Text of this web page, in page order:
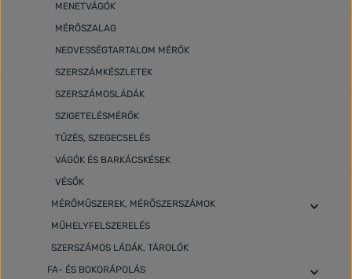
MENETVÁGÓK
MÉRŐSZALAG
NEDVESSÉGTARTALOM MÉRŐK
SZERSZÁMKÉSZLETEK
SZERSZÁMOSLÁDÁK
SZIGETELÉSMÉRŐK
TŰZÉS, SZEGECSELÉS
VÁGÓK ÉS BARKÁCSKÉSEK
VÉSŐK
MÉRŐMŰSZEREK, MÉRŐSZERSZÁMOK
MŰHELYFELSZERELÉS
SZERSZÁMOS LÁDÁK, TÁROLÓK
FA- ÉS BOKORÁPOLÁS